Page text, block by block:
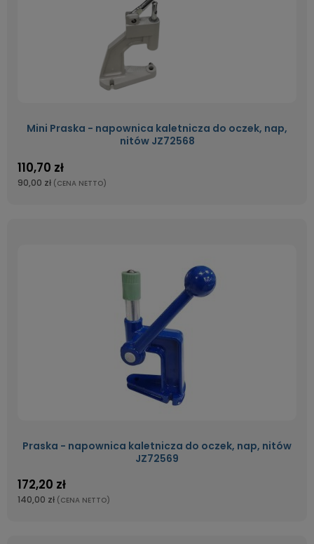
Mini Praska - napownica kaletnicza do oczek, nap,
nitów JZ72568
110,70 zł
90,00 zł (CENA NETTO)
Praska - napownica kaletnicza do oczek, nap, nitów
JZ72569
172,20 zł
140,00 zł (CENA NETTO)